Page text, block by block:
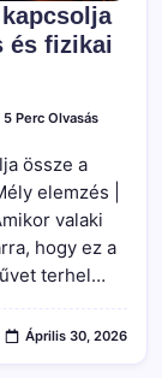
és fizikai
5 Perc Olvasás
össze a
elemzés |
valaki
hogy ez a
terhel…
Április 30, 2026